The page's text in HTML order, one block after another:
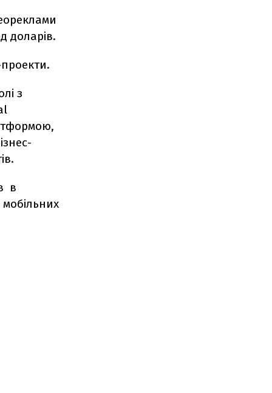
доларів.
проекти.
з
в